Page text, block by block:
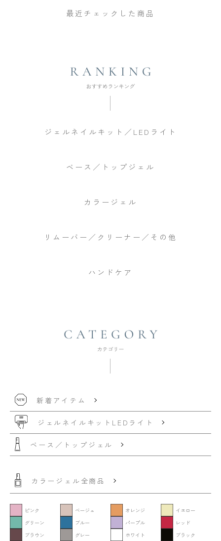
最近チェックした商品
ジェルネイルキット／LEDライト
ベース／トップジェル
カラージェル
リムーバー／クリーナー／その他
ハンドケア
新着アイテム
ジェルネイルキット LEDライト
ベース／トップジェル
カラージェル全商品
ピンク ベージュ オレンジ
イエロー
グリーン
ブルー パープル
レッド
ブラウン
グレー ホワイト ブラック